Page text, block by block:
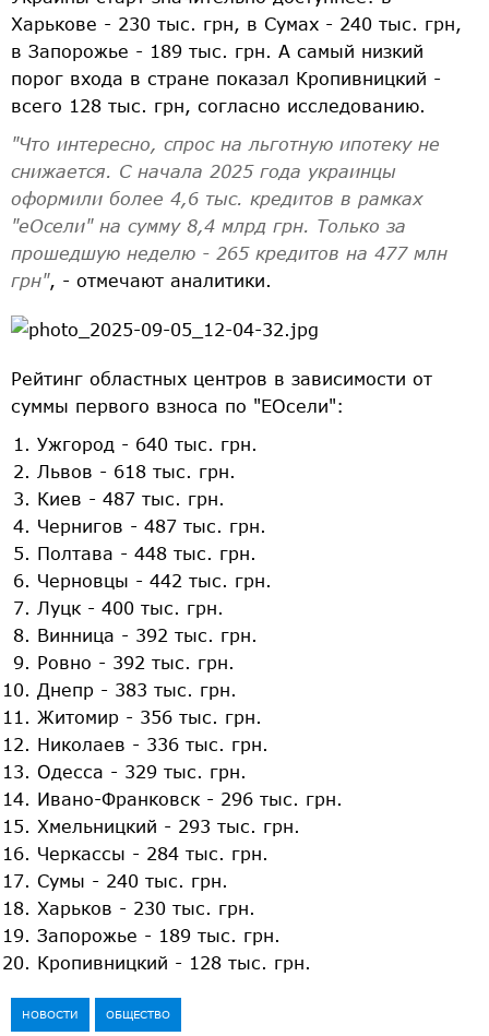
Харькове - 230 тыс. грн, в Сумах - 240 тыс. грн,
в Запорожье - 189 тыс. грн. А самый низкий
порог входа в стране показал Кропивницкий -
всего 128 тыс. грн, согласно исследованию.
"Что интересно, спрос на льготную ипотеку не
снижается. С начала 2025 года украинцы
оформили более 4,6 тыс. кредитов в рамках
"еОсели" на сумму 8,4 млрд грн. Только за
прошедшую неделю - 265 кредитов на 477 млн
грн", - отмечают аналитики.
Рейтинг областных центров в зависимости от
суммы первого взноса по "ЕОсели":
Ужгород - 640 тыс. грн.
Львов - 618 тыс. грн.
Киев - 487 тыс. грн.
Чернигов - 487 тыс. грн.
Полтава - 448 тыс. грн.
Черновцы - 442 тыс. грн.
Луцк - 400 тыс. грн.
Винница - 392 тыс. грн.
Ровно - 392 тыс. грн.
Днепр - 383 тыс. грн.
Житомир - 356 тыс. грн.
Николаев - 336 тыс. грн.
Одесса - 329 тыс. грн.
Ивано-Франковск - 296 тыс. грн.
Хмельницкий - 293 тыс. грн.
Черкассы - 284 тыс. грн.
Сумы - 240 тыс. грн.
Харьков - 230 тыс. грн.
Запорожье - 189 тыс. грн.
Кропивницкий - 128 тыс. грн.
НОВОСТИ ОБЩЕСТВО